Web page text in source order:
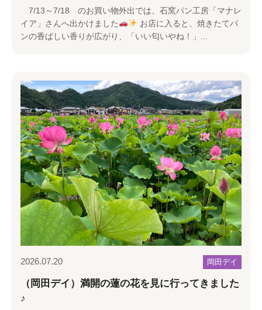
7/13～7/18 のお買い物外出では、石窯パン工房「マナレ
イア」さんへ出かけました
お店に入ると、焼きたてパ
ンの香ばしい香りが広がり、「いい匂いやね！」...
2026.07.20 岡田デイ
（岡田デイ）満開の蓮の花を見に行ってきました
♪